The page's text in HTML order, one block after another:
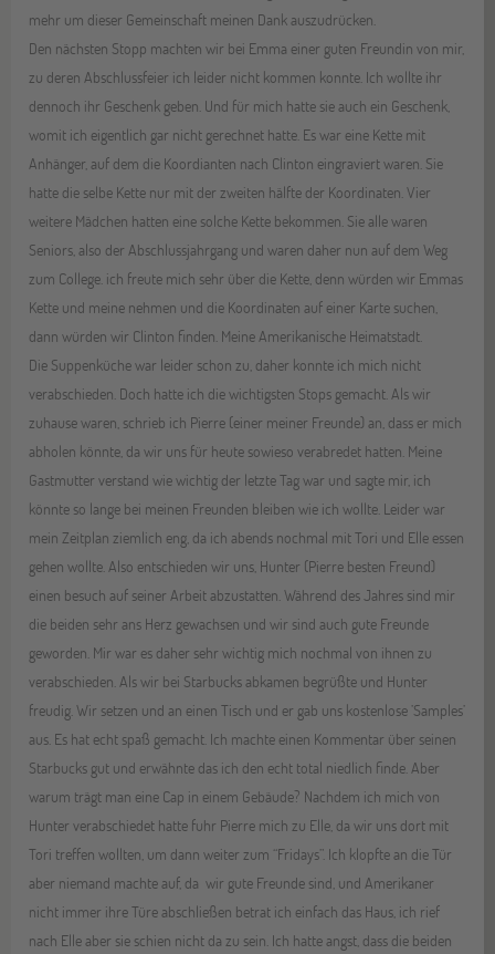
mehr um dieser Gemeinschaft meinen Dank auszudrücken.
Den nächsten Stopp machten wir bei Emma einer guten Freundin von mir,
zu deren Abschlussfeier ich leider nicht kommen konnte. Ich wollte ihr
dennoch ihr Geschenk geben. Und für mich hatte sie auch ein Geschenk,
womit ich eigentlich gar nicht gerechnet hatte. Es war eine Kette mit
Anhänger, auf dem die Koordianten nach Clinton eingraviert waren. Sie
hatte die selbe Kette nur mit der zweiten hälfte der Koordinaten. Vier
weitere Mädchen hatten eine solche Kette bekommen. Sie alle waren
Seniors, also der Abschlussjahrgang und waren daher nun auf dem Weg
zum College. ich freute mich sehr über die Kette, denn würden wir Emmas
Kette und meine nehmen und die Koordinaten auf einer Karte suchen,
dann würden wir Clinton finden. Meine Amerikanische Heimatstadt.
Die Suppenküche war leider schon zu, daher konnte ich mich nicht
verabschieden. Doch hatte ich die wichtigsten Stops gemacht. Als wir
zuhause waren, schrieb ich Pierre (einer meiner Freunde) an, dass er mich
abholen könnte, da wir uns für heute sowieso verabredet hatten. Meine
Gastmutter verstand wie wichtig der letzte Tag war und sagte mir, ich
könnte so lange bei meinen Freunden bleiben wie ich wollte. Leider war
mein Zeitplan ziemlich eng, da ich abends nochmal mit Tori und Elle essen
gehen wollte. Also entschieden wir uns, Hunter (Pierre besten Freund)
einen besuch auf seiner Arbeit abzustatten. Während des Jahres sind mir
die beiden sehr ans Herz gewachsen und wir sind auch gute Freunde
geworden. Mir war es daher sehr wichtig mich nochmal von ihnen zu
verabschieden. Als wir bei Starbucks abkamen begrüßte und Hunter
freudig. Wir setzen und an einen Tisch und er gab uns kostenlose ’Samples’
aus. Es hat echt spaß gemacht. Ich machte einen Kommentar über seinen
Starbucks gut und erwähnte das ich den echt total niedlich finde. Aber
warum trägt man eine Cap in einem Gebäude? Nachdem ich mich von
Hunter verabschiedet hatte fuhr Pierre mich zu Elle, da wir uns dort mit
Tori treffen wollten, um dann weiter zum “Fridays”. Ich klopfte an die Tür
aber niemand machte auf, da wir gute Freunde sind, und Amerikaner
nicht immer ihre Türe abschließen betrat ich einfach das Haus, ich rief
nach Elle aber sie schien nicht da zu sein. Ich hatte angst, dass die beiden